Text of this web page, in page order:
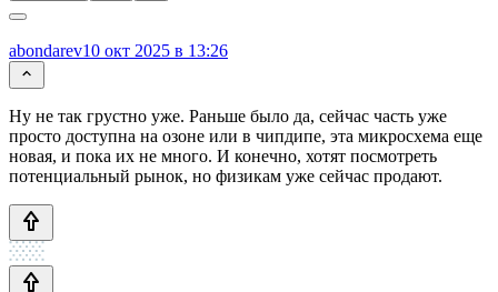
abondarev10 окт 2025 в 13:26
Ну не так грустно уже. Раньше было да, сейчас часть уже
просто доступна на озоне или в чипдипе, эта микросхема еще
новая, и пока их не много. И конечно, хотят посмотреть
потенциальный рынок, но физикам уже сейчас продают.